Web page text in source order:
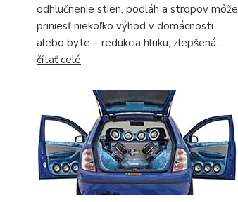
odhlučnenie stien, podláh a stropov môže
priniesť niekoľko výhod v domácnosti
alebo byte – redukcia hluku, zlepšená...
čítať celé